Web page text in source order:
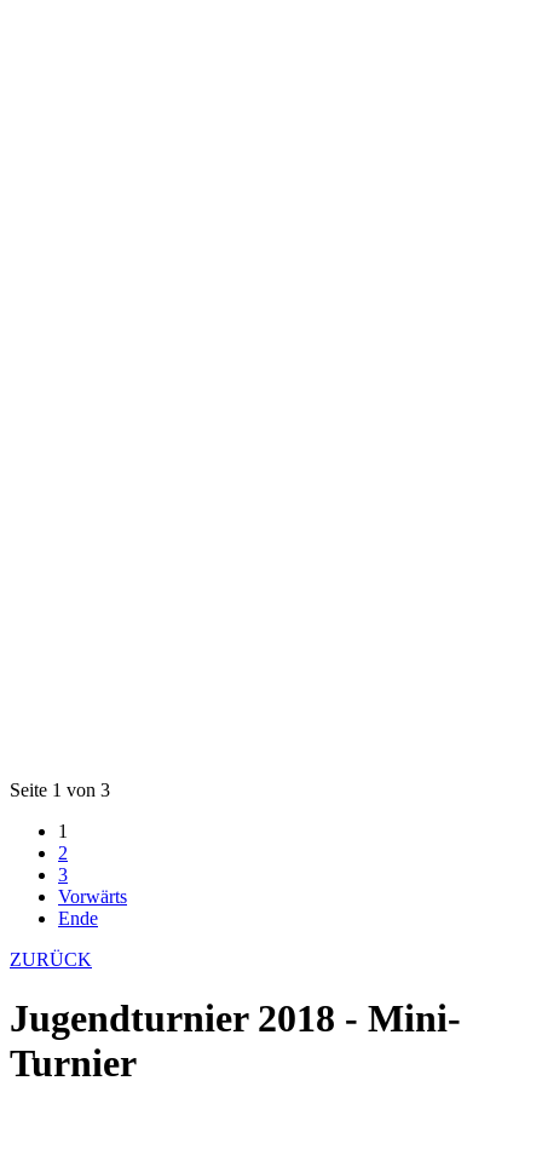
Seite 1 von 3
1
2
3
Vorwärts
Ende
ZURÜCK
Jugendturnier 2018 - Mini-
Turnier